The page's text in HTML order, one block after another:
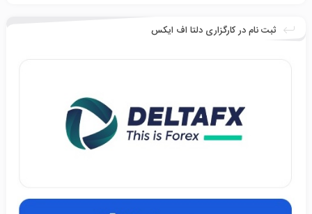
ثبت نام در کارگزاری دلتا اف ایکس